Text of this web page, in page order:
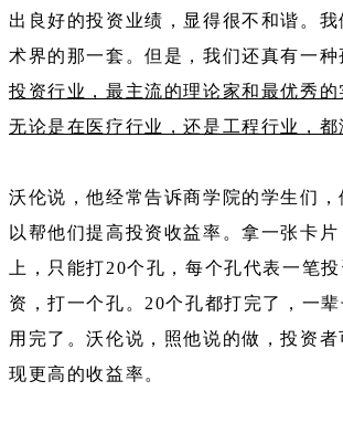
出良好的投资业绩，显得很不和谐。
术界的那一套。但是，我们还真有一种
投资行业，最主流的理论家和最优秀的
无论是在医疗行业，还是工程行业，都
沃伦说，他经常告诉商学院的学生们
以帮他们提高投资收益率。拿一张卡
上，只能打20个孔，每个孔代表一笔
资，打一个孔。20个孔都打完了，一
用完了。沃伦说，照他说的做，投资
现更高的收益率。